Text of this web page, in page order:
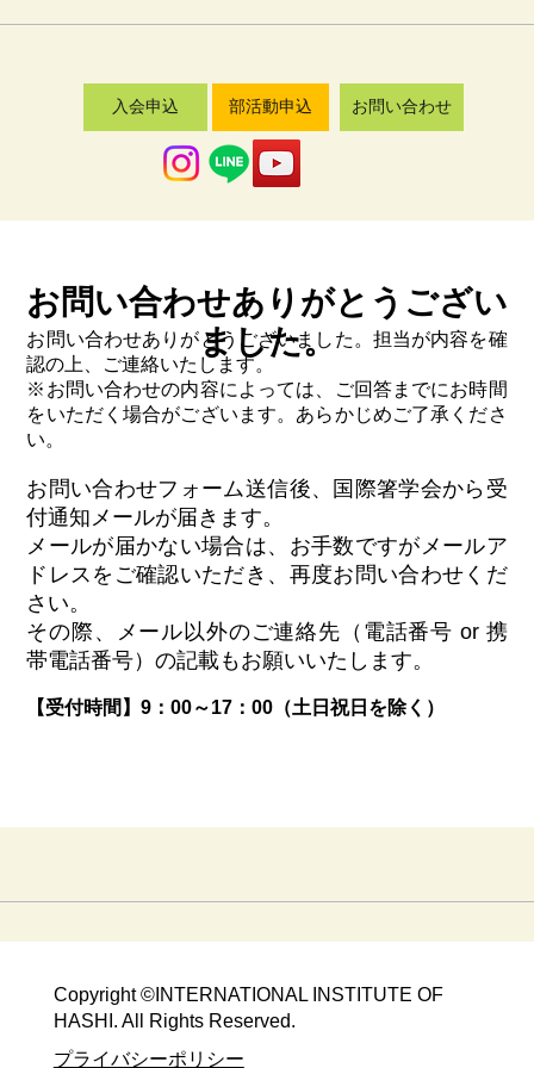
お問い合わせ
部活動申込
入会申込
お問い合わせありがとうござい
ました。
お問い合わせありがとうございました。担当が内容を確
認の上、ご連絡いたします。
※お問い合わせの内容によっては、ご回答までにお時間
をいただく場合がございます。あらかじめご了承くださ
い。
お問い合わせフォーム送信後、国際箸学会から受
付通知メールが届きます。
メールが届かない場合は、お手数ですがメールア
ドレスをご確認いただき、再度お問い合わせくだ
さい。
その際、メール以外のご連絡先（電話番号 or 携
帯電話番号）の記載もお願いいたします。
【受付時間】9：00～17：00（土日祝日を除く）
Copyright ©​INTERNATIONAL INSTITUTE OF
HASHI. All Rights Reserved.​
​​プライバシーポリシー